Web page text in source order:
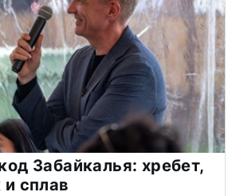
Забайкалья: хребет,
сплав